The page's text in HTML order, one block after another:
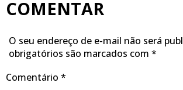
COMENTAR
O seu endereço de e-mail não será
obrigatórios são marcados com *
Comentário *